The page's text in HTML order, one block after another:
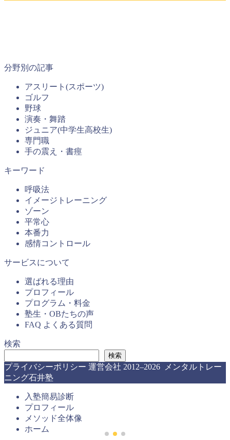
分野別の記事
アスリート(スポーツ)
ゴルフ
野球
演奏・舞踏
ジュニア(中学生高校生)
専門職
手の震え・書痙
キーワード
呼吸法
イメージトレーニング
ゾーン
平常心
本番力
感情コントロール
サービスについて
選ばれる理由
プロフィール
プログラム・料金
塾生・OBたちの声
FAQ よくある質問
検索
検索
プライバシーポリシー 運営会社 2012–2026 メンタルトレー
ニング石井塾
入塾簡易診断
プロフィール
メソッド全体像
ホーム